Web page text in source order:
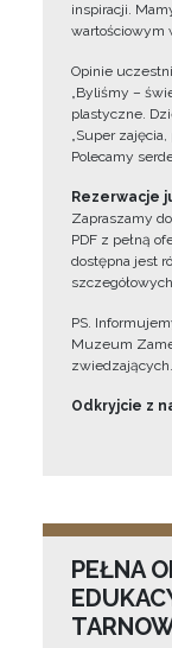
inspiracji.
wartościowym
Opinie
„Byliśmy –
plastyczne.
„Super
Polecamy
Rezerwacje
Zapraszamy
PDF z pełną
dostępna jest
PS.
Muzeum
zwiedzających.
Odkryjcie z
PEŁNA